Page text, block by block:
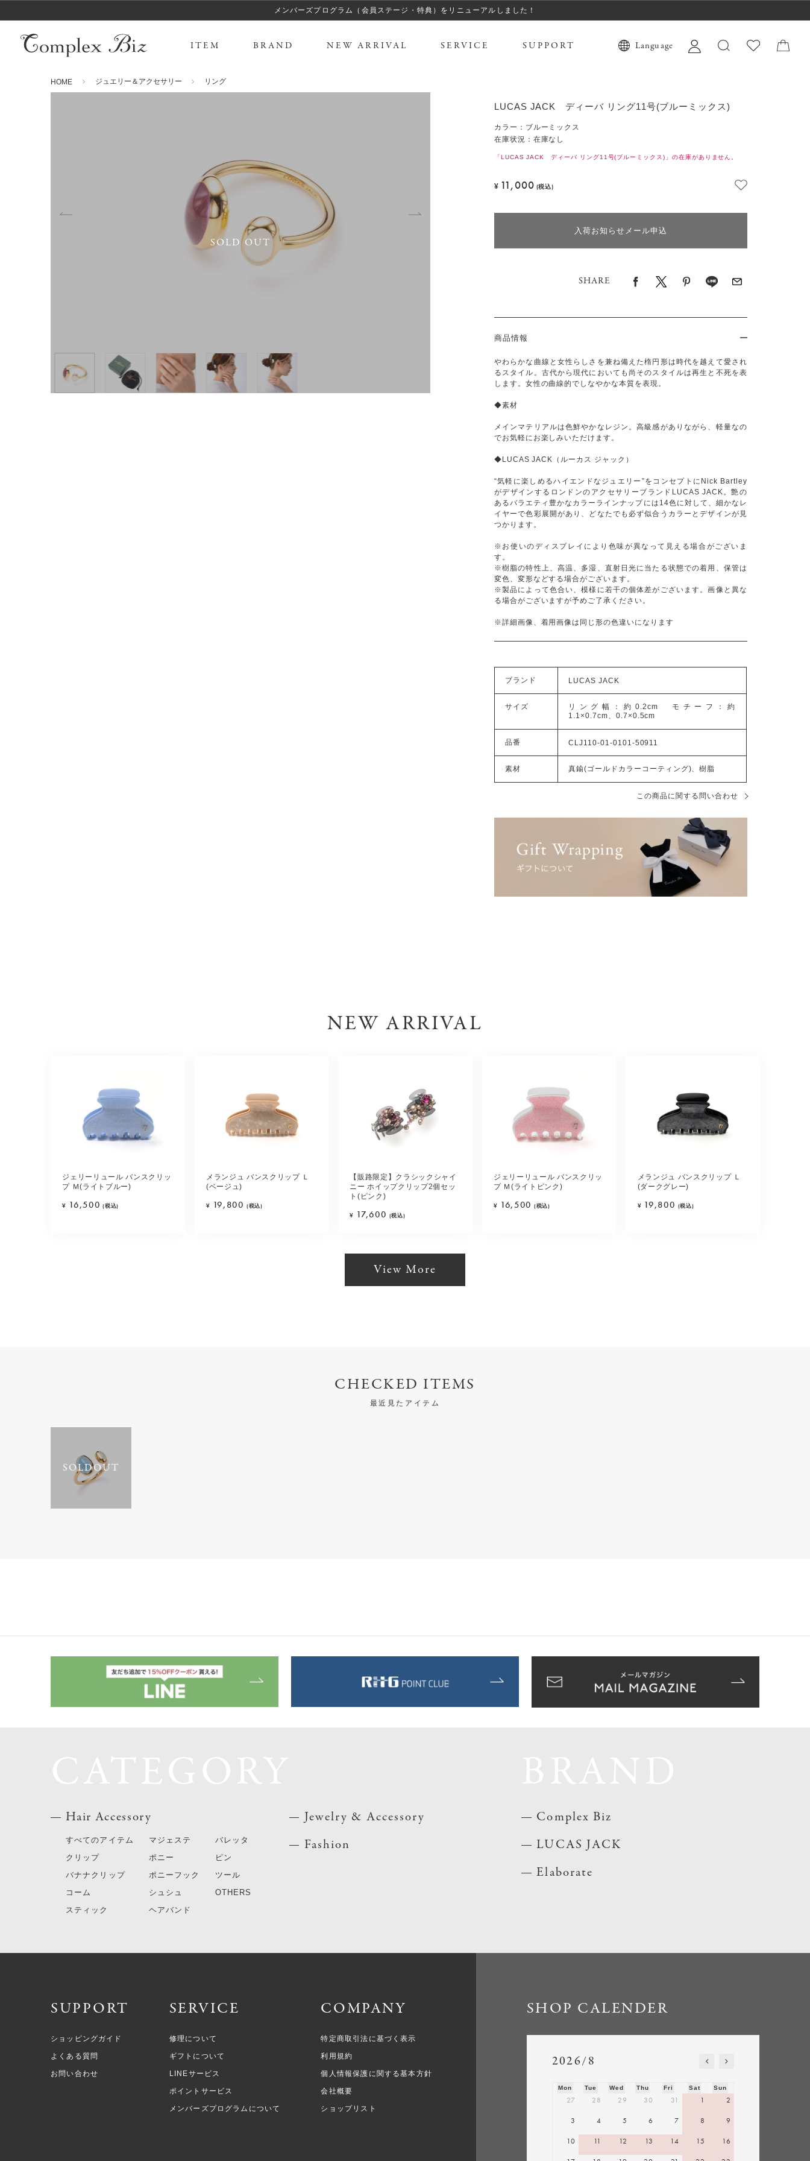
メンバーズプログラム（会員ステージ・特典）をリニューアルしました！
ITEM BRAND NEW ARRIVAL SERVICE SUPPORT Language
HOME ジュエリー＆アクセサリー リング
SOLD OUT
LUCAS JACK ディーバ リング11号(ブルーミックス)
カラー ： ブルーミックス
在庫状況：在庫なし
「LUCAS JACK ディーバ リング11号(ブルーミックス)」の在庫がありません。
¥ 11,000 (税込)
入荷お知らせメール申込
SHARE
商品情報
やわらかな曲線と女性らしさを兼ね備えた楕円形は時代を越えて愛され
るスタイル。古代から現代においても尚そのスタイルは再生と不死を表
します。女性の曲線的でしなやかな本質を表現。
◆素材
メインマテリアルは色鮮やかなレジン。高級感がありながら、軽量なの
でお気軽にお楽しみいただけます。
◆LUCAS JACK（ルーカス ジャック）
“気軽に楽しめるハイエンドなジュエリー”をコンセプトにNick Bartley
がデザインするロンドンのアクセサリーブランドLUCAS JACK。艶の
あるバラエティ豊かなカラーラインナップには14色に対して、細かなレ
イヤーで色彩展開があり、どなたでも必ず似合うカラーとデザインが見
つかります。
※お使いのディスプレイにより色味が異なって見える場合がございま
す。
※樹脂の特性上、高温、多湿、直射日光に当たる状態での着用、保管は
変色、変形などする場合がございます。
※製品によって色合い、模様に若干の個体差がございます。画像と異な
る場合がございますが予めご了承ください。
※詳細画像、着用画像は同じ形の色違いになります
ブランド LUCAS JACK
サイズ
リング幅：約0.2cm モチーフ：約
1.1×0.7cm、0.7×0.5cm
品番 CLJ110-01-0101-50911
素材 真鍮(ゴールドカラーコーティング)、樹脂
この商品に関する問い合わせ
NEW ARRIVAL
ジェリーリュール バンスクリッ
プ Ｍ(ライトブルー)
¥ 16,500 (税込)
メランジュ バンスクリップ Ｌ
(ベージュ)
¥ 19,800 (税込)
【販路限定】クラシックシャイ
ニー ホイップクリップ2個セッ
ト(ピンク)
¥ 17,600 (税込)
ジェリーリュール バンスクリッ
プ Ｍ(ライトピンク)
¥ 16,500 (税込)
メランジュ バンスクリップ Ｌ
(ダークグレー)
¥ 19,800 (税込)
View More
CHECKED ITEMS
最近見たアイテム
SOLDOUT
Hair Accessory
すべてのアイテム
クリップ
バナナクリップ
コーム
スティック
マジェステ
ポニー
ポニーフック
シュシュ
ヘアバンド
バレッタ
ピン
ツール
OTHERS
Jewelry & Accessory
Fashion
Complex Biz
LUCAS JACK
Elaborate
SUPPORT
ショッピングガイド
よくある質問
お問い合わせ
SERVICE
修理について
ギフトについて
LINEサービス
ポイントサービス
メンバーズプログラムについて
COMPANY
特定商取引法に基づく表示
利用規約
個人情報保護に関する基本方針
会社概要
ショップリスト
SHOP CALENDER
2026/8
Mon Tue Wed Thu Fri Sat Sun
27 28 29 30 31 1 2
3 4 5 6 7 8 9
10 11 12 13 14 15 16